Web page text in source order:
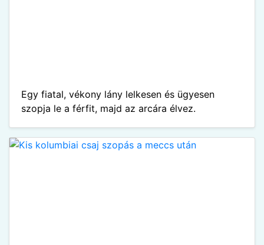
Egy fiatal, vékony lány lelkesen és ügyesen
szopja le a férfit, majd az arcára élvez.